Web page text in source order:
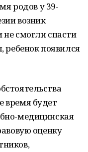
родов у 39-
возник
смогли спасти
ребенок появился
время будет
медицинская
оценку